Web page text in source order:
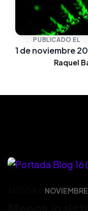
PUBLICADO EL
1 de noviembre
Raquel